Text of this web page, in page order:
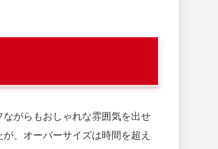
がらもおしゃれな雰囲気を出せ
、オーバーサイズは時間を超え